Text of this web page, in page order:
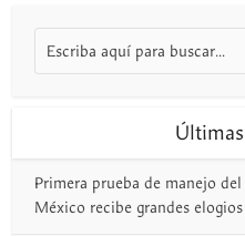
Primera prueba de manejo
México recibe grandes